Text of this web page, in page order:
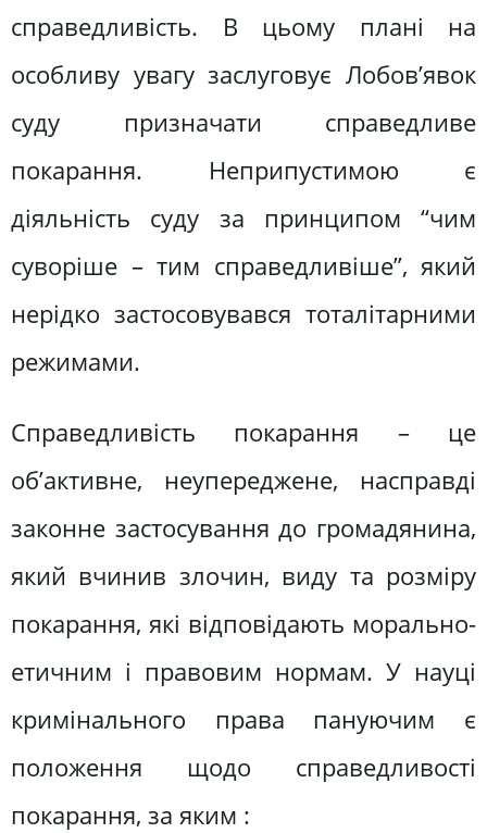
справедливість. В цьому плані на
особливу увагу заслуговує Лобов’явок
суду призначати справедливе
покарання. Неприпустимою є
діяльність суду за принципом “чим
суворіше – тим справедливіше”, який
нерідко застосовувався тоталітарними
режимами.
Справедливість покарання – це
об’активне, неупереджене, насправді
законне застосування до громадянина,
який вчинив злочин, виду та розміру
покарання, які відповідають морально-
етичним і правовим нормам. У науці
кримінального права пануючим є
положення щодо справедливості
покарання, за яким :